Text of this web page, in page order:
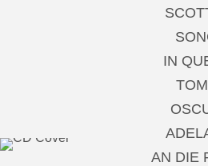
IN
AN DIE